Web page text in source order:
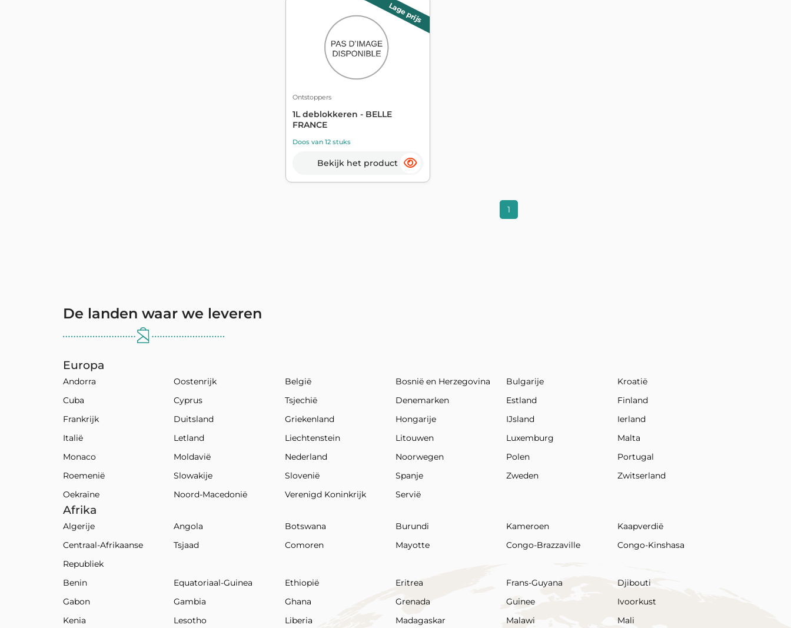
Lage prijs
Ontstoppers
1L deblokkeren - BELLE
FRANCE
Doos van 12 stuks
Bekijk het product
1
De landen waar we leveren
Europa
Andorra Oostenrijk België Bosnië en Herzegovina Bulgarije
Kroatië
Cuba
Cyprus Tsjechië Denemarken Estland
Finland
Frankrijk
Duitsland Griekenland Hongarije IJsland
Ierland
Italië
Letland Liechtenstein Litouwen Luxemburg
Malta
Monaco
Moldavië Nederland Noorwegen Polen
Portugal
Roemenië
Slowakije Slovenië Spanje Zweden
Zwitserland
Oekraïne
Noord-Macedonië Verenigd Koninkrijk Servië
Afrika
Algerije Angola Botswana Burundi Kameroen
Kaapverdië
Centraal-Afrikaanse
Republiek
Tsjaad Comoren Mayotte Congo-Brazzaville Congo-Kinshasa
Benin Equatoriaal-Guinea Ethiopië Eritrea Frans-Guyana
Djibouti
Gabon
Gambia Ghana Grenada Guinee
Ivoorkust
Kenia
Lesotho Liberia Madagaskar Malawi Mali